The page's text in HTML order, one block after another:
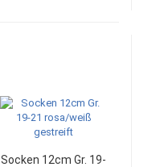
Socken 12cm Gr. 19-